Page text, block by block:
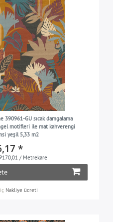
390961-GU sıcak damgalama
motifleri ile mat kahverengi
yeşil 5,33 m2
*
/ Metrekare
Nakliye ücreti